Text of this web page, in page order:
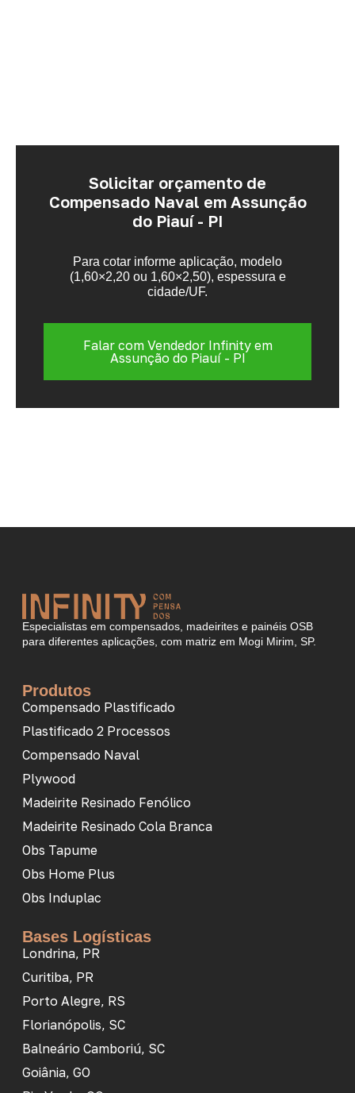
Solicitar orçamento de
Compensado Naval em Assunção
do Piauí - PI
Para cotar informe aplicação, modelo
(1,60×2,20 ou 1,60×2,50), espessura e
cidade/UF.
Falar com Vendedor Infinity em
Assunção do Piauí - PI
Especialistas em compensados, madeirites e painéis OSB
para diferentes aplicações, com matriz em Mogi Mirim, SP.
Produtos
Compensado Plastificado
Plastificado 2 Processos
Compensado Naval
Plywood
Madeirite Resinado Fenólico
Madeirite Resinado Cola Branca
Obs Tapume
Obs Home Plus
Obs Induplac
Bases Logísticas
Londrina, PR
Curitiba, PR
Porto Alegre, RS
Florianópolis, SC
Balneário Camboriú, SC
Goiânia, GO